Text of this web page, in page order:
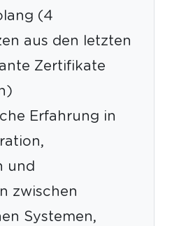
(4
aus den letzten
Zertifikate
Erfahrung in
und
zwischen
Systemen,